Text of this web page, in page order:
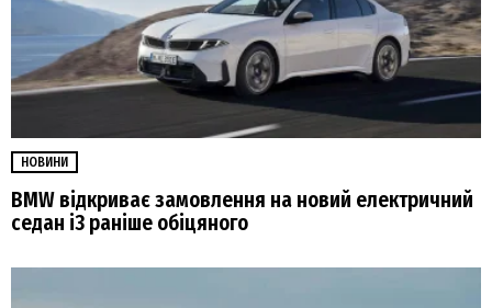
НОВИНИ
BMW відкриває замовлення на новий електричний
седан i3 раніше обіцяного